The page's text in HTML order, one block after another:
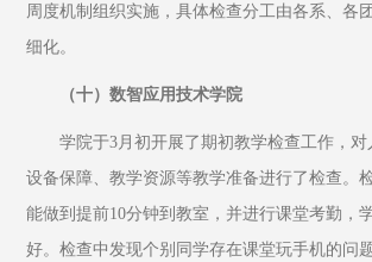
周度机制组织实施，具体检查分工由各系、各
细化。
（十）数智应用技术学院
学院于3月初开展了期初教学检查工作，
设备保障、教学资源等教学准备进行了检查。
能做到提前10分钟到教室，并进行课堂考勤，
好。检查中发现个别同学存在课堂玩手机的问